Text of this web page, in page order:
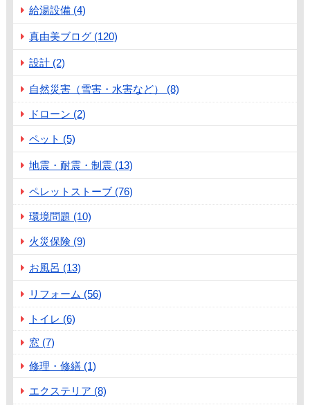
給湯設備 (4)
真由美ブログ (120)
設計 (2)
自然災害（雪害・水害など） (8)
ドローン (2)
ペット (5)
地震・耐震・制震 (13)
ペレットストーブ (76)
環境問題 (10)
火災保険 (9)
お風呂 (13)
リフォーム (56)
トイレ (6)
窓 (7)
修理・修繕 (1)
エクステリア (8)